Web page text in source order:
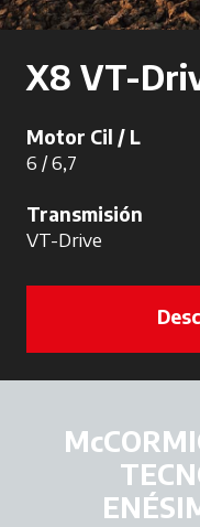
X8 VT-
Motor Cil / L
6 / 6,7
Transmisión
VT-Drive